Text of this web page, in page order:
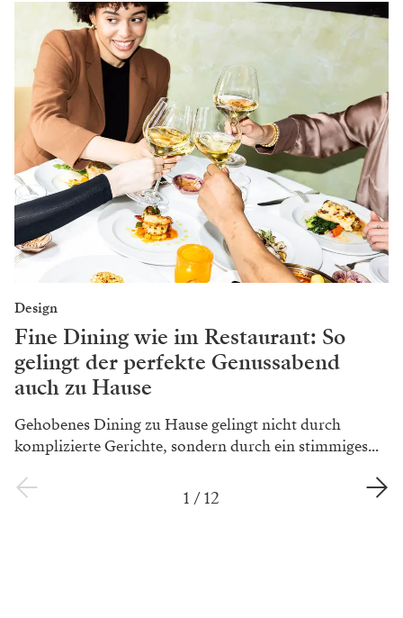
Design
Fine Dining wie im Restaurant: So
gelingt der perfekte Genussabend
auch zu Hause
Gehobenes Dining zu Hause gelingt nicht durch
komplizierte Gerichte, sondern durch ein stimmiges...
1 /12